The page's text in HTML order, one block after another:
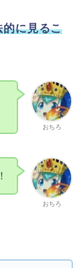
的に見るこ
おちろ
おちろ